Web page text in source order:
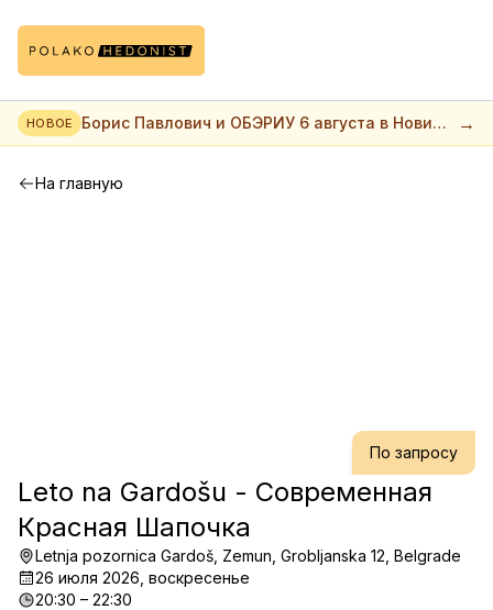
НОВОЕ
Борис Павлович и ОБЭРИУ 6 августа в Нови
саде
→
На главную
По запросу
Leto na Gardošu - Современная
Красная Шапочка
Letnja pozornica Gardoš, Zemun, Grobljanska 12, Belgrade
26 июля 2026, воскресенье
20:30 – 22:30